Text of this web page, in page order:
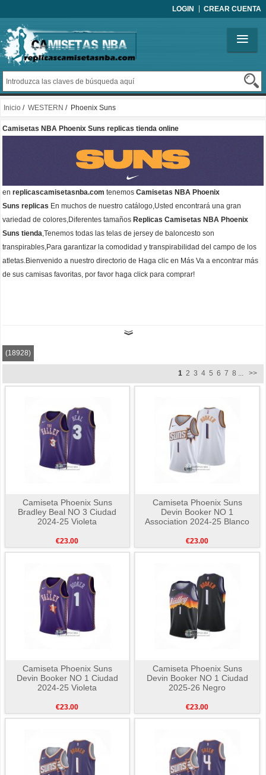
LOGIN CREAR CUENTA
Inicio / WESTERN / Phoenix Suns
Camisetas NBA Phoenix Suns replicas tienda online
en replicascamisetasnba.com tenemos Camisetas NBA Phoenix
Suns replicas En muchos de nuestro catálogo,Usted encontrará una gran
variedad de colores,Diferentes tamaños Replicas Camisetas NBA Phoenix
Suns tienda,Tenemos todas las telas de jersey de baloncesto son
transpirables,Para garantizar la comodidad y transpirabilidad del campo de los
atletas.Bienvenido a nuestro directorio de Haga clic en Más Va a encontrar más
de sus camisas favoritas, por favor haga click para comprar!
(18928)
1 2 3 4 5 6 7 8 ... >>
Camiseta Phoenix Suns
Bradley Beal NO 3 Ciudad
2024-25 Violeta
€23.00
Camiseta Phoenix Suns
Devin Booker NO 1
Association 2024-25 Blanco
€23.00
Camiseta Phoenix Suns
Devin Booker NO 1 Ciudad
2024-25 Violeta
€23.00
Camiseta Phoenix Suns
Devin Booker NO 1 Ciudad
2025-26 Negro
€23.00